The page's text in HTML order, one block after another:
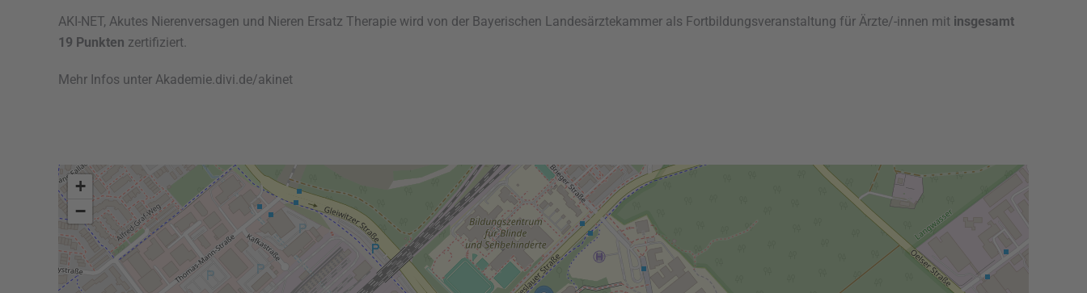
AKI-NET, Akutes Nierenversagen und Nieren Ersatz Therapie wird von der Bayerischen Landesärztekammer als Fortbildungsveranstaltung für Ärzte/-innen mit insgesamt
19 Punkten zertifiziert.
Mehr Infos unter Akademie.divi.de/akinet
+
−